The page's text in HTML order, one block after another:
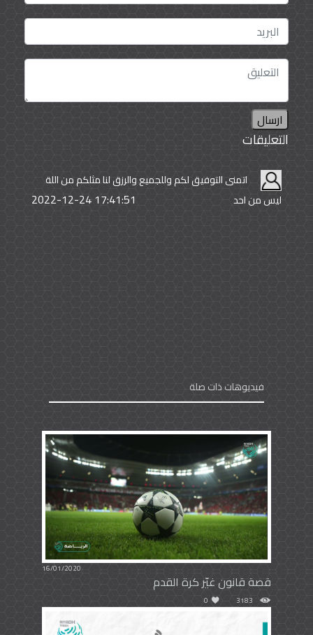
ارسال
التعليقات
اتمنى التوفيق لكم وللجميع والرزق لنا مثلكم من اللة
ليس من احد
2022-12-24 17:41:51
فيديوهات ذات صلة
16/01/2020
قصة قانون غيّر كرة القدم
3183
0